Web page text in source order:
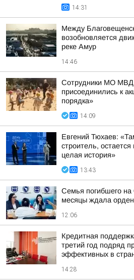
14:31
Между
возобновляется
реке Амур
14:46
Сотрудники МО МВД
присоединились к
порядка»
14:09
Евгений Тюхаев:
строитель,
целая история»
13:43
Семья погибшего
месяцы ждала
12:06
Кредитная
третий год подряд
эффективных в
14:28